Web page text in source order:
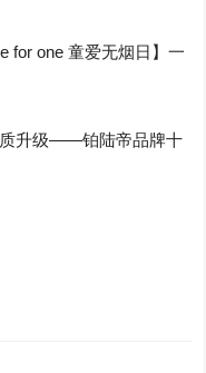
for one 童爱无烟日】一
升级——铂陆帝品牌十